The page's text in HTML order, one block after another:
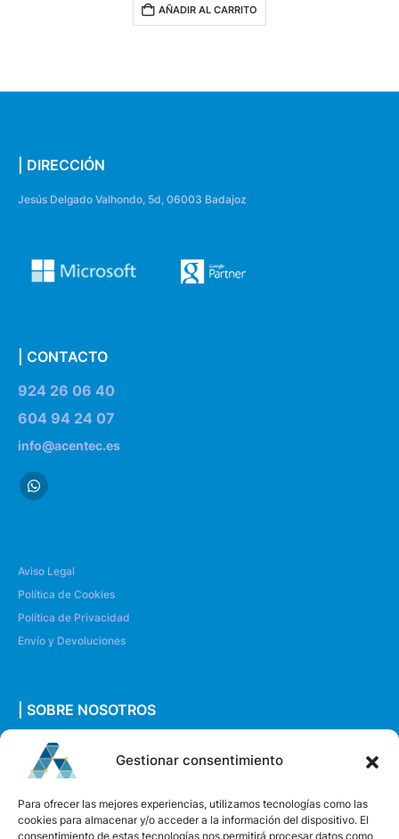
Gestionar consentimiento
Para ofrecer las mejores experiencias, utilizamos tecnologías como las
cookies para almacenar y/o acceder a la información del dispositivo. El
consentimiento de estas tecnologías nos permitirá procesar datos como
AÑADIR AL CARRITO
| DIRECCIÓN
Jesús Delgado Valhondo, 5d, 06003 Badajoz
| CONTACTO
924 26 06 40
604 94 24 07
info@acentec.es
Aviso Legal
Política de Cookies
Política de Privacidad
Envío y Devoluciones
| SOBRE NOSOTROS
Quiénes somos
Envíanos un mensaje